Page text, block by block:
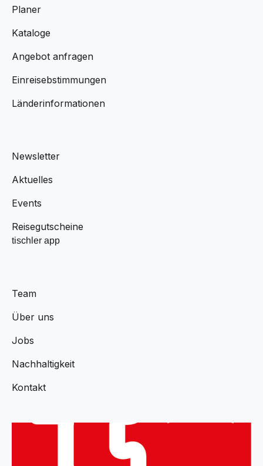
Planer
Kataloge
Angebot anfragen
Einreisebstimmungen
Länderinformationen
Newsletter
Aktuelles
Events
Reisegutscheine
tischler app
Team
Über uns
Jobs
Nachhaltigkeit
Kontakt